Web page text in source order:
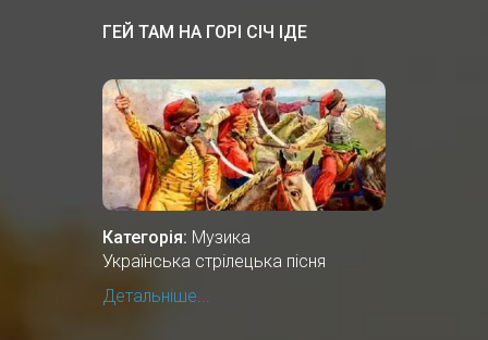
ГЕЙ ТАМ НА ГОРІ СІЧ ІДЕ
Категорія: Музика
Українська стрілецька пісня
Детальніше...